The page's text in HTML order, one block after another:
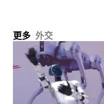
更多 外交